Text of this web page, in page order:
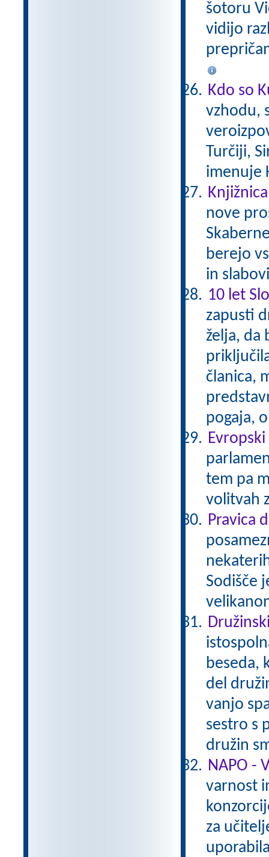
šotoru
vidijo
Kdo so
vzhodu,
Turčiji,
imenuje
nove
berejo
in
10 let
zapusti
želja, da
članica,
pogaja,
tem pa
volitvah
Pravica
Sodišče
beseda,
del
vanjo
sestro s
družin
NAPO -
varnost
za